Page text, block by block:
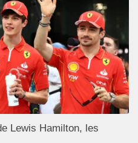
Lewis Hamilton, les